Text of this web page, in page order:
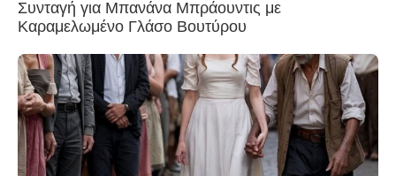
Συνταγή για Μπανάνα Μπράουντις με
Καραμελωμένο Γλάσο Βουτύρου